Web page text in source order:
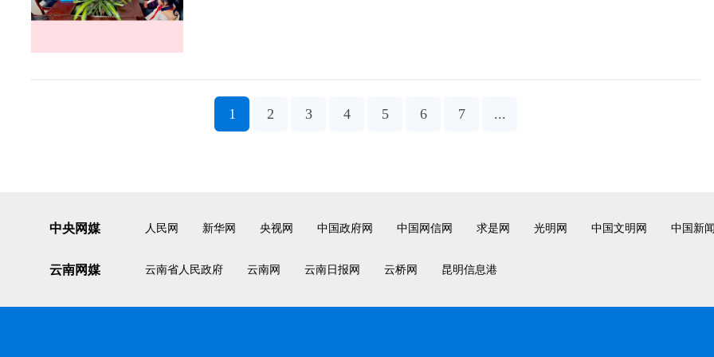
1 2 3 4 5 6 7 ...
中央网媒 人民网 新华网 央视网 中国政府网 中国网信网 求是网 光明网 中国文明网 中国新
云南网媒 云南省人民政府 云南网 云南日报网 云桥网 昆明信息港